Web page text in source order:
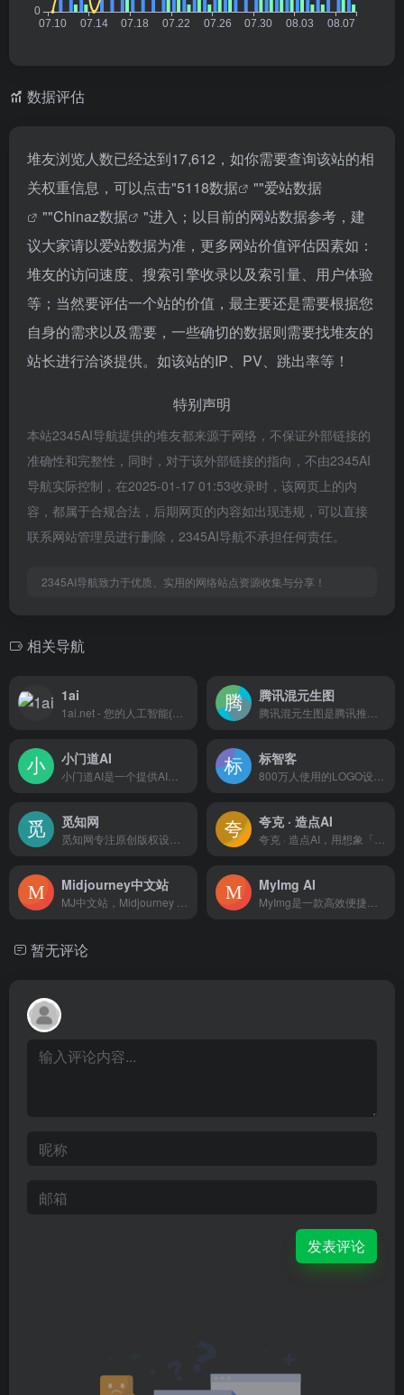
数据评估
堆友浏览人数已经达到17,612，如你需要查询该站的相
关权重信息，可以点击"5118数据 ""爱站数据
""Chinaz数据
"进入；以目前的网站数据参考，建
议大家请以爱站数据为准，更多网站价值评估因素如：
堆友的访问速度、搜索引擎收录以及索引量、用户体验
等；当然要评估一个站的价值，最主要还是需要根据您
自身的需求以及需要，一些确切的数据则需要找堆友的
站长进行洽谈提供。如该站的IP、PV、跳出率等！
特别声明
本站2345AI导航提供的堆友都来源于网络，不保证外部链接的
准确性和完整性，同时，对于该外部链接的指向，不由2345AI
导航实际控制，在2025-01-17 01:53收录时，该网页上的内
容，都属于合规合法，后期网页的内容如出现违规，可以直接
联系网站管理员进行删除，2345AI导航不承担任何责任。
2345AI导航致力于优质、实用的网络站点资源收集与分享！
相关导航
1ai 腾讯混元生图
小门道AI 标智客
觅知网 夸克 · 造点AI
Midjourney中文站 MyImg AI
暂无评论
发表评论